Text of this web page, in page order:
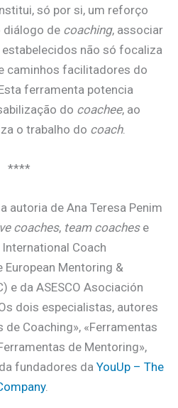
só por si, um reforço
diálogo de coaching, associar
não só focaliza
caminhos facilitadores do
ferramenta potencia
do coachee, ao
o trabalho do coach.
****
autoria de Ana Teresa Penim
coaches, team coachese
Coach
European Mentoring &
e da ASESCO Asociación
dois especialistas, autores
Coaching», «Ferramentas
de Mentoring»,
fundadores da YouUp – The
.